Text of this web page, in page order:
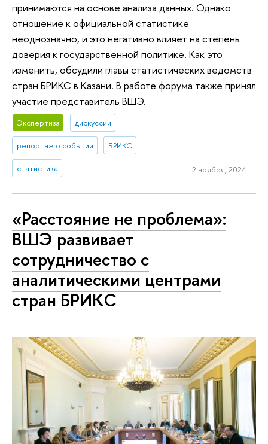
принимаются на основе анализа данных. Однако
отношение к официальной статистике
неоднозначно, и это негативно влияет на степень
доверия к государственной политике. Как это
изменить, обсудили главы статистических ведомств
стран БРИКС в Казани. В работе форума также принял
участие представитель ВШЭ.
Экспертиза дискуссии
репортаж о событии БРИКС
статистика 2 ноября, 2024 г.
«Расстояние не проблема»:
ВШЭ развивает
сотрудничество с
аналитическими центрами
стран БРИКС